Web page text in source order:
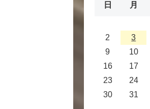
日 月
2
3
9
10
16
17
23
24
30
31